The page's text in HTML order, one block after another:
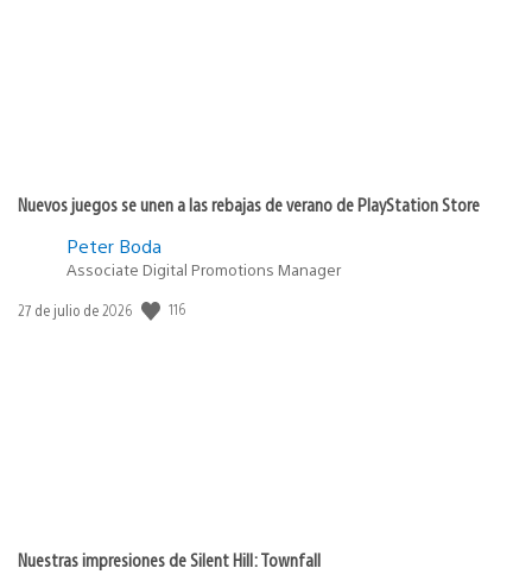
Nuevos juegos se unen a las rebajas de verano de PlayStation Store
Peter Boda
Associate Digital Promotions Manager
Fecha
27 de julio de 2026 116
Nuestras impresiones de Silent Hill: Townfall